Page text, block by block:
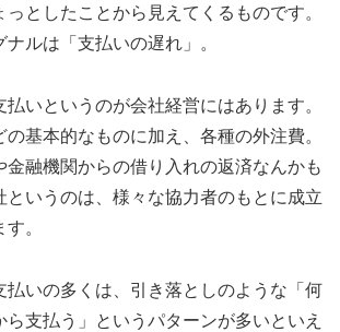
としたことから見えてくるものです。
ルは「支払いの遅れ」。
いというのが会社経営にはあります。
基本的なものに加え、各種の外注費。
金融機関からの借り入れの返済なんかも
というのは、様々な協力者のもとに成立
。
払いの多くは、引き落としのような「何
ら支払う」というパターンが多いといえ